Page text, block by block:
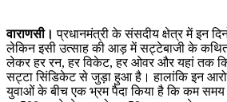
वाराणसी। प्रधानमंत्री के संसदीय क्षेत्र में इन
लेकिन इसी उत्साह की आड़ में सट्टेबाजी के
लेकर हर रन, हर विकेट, हर ओवर और यहां तक
सट्टा सिंडिकेट से जुड़ा हुआ है। हालांकि इन
युवाओं के बीच एक भ्रम पैदा किया है कि कम समय